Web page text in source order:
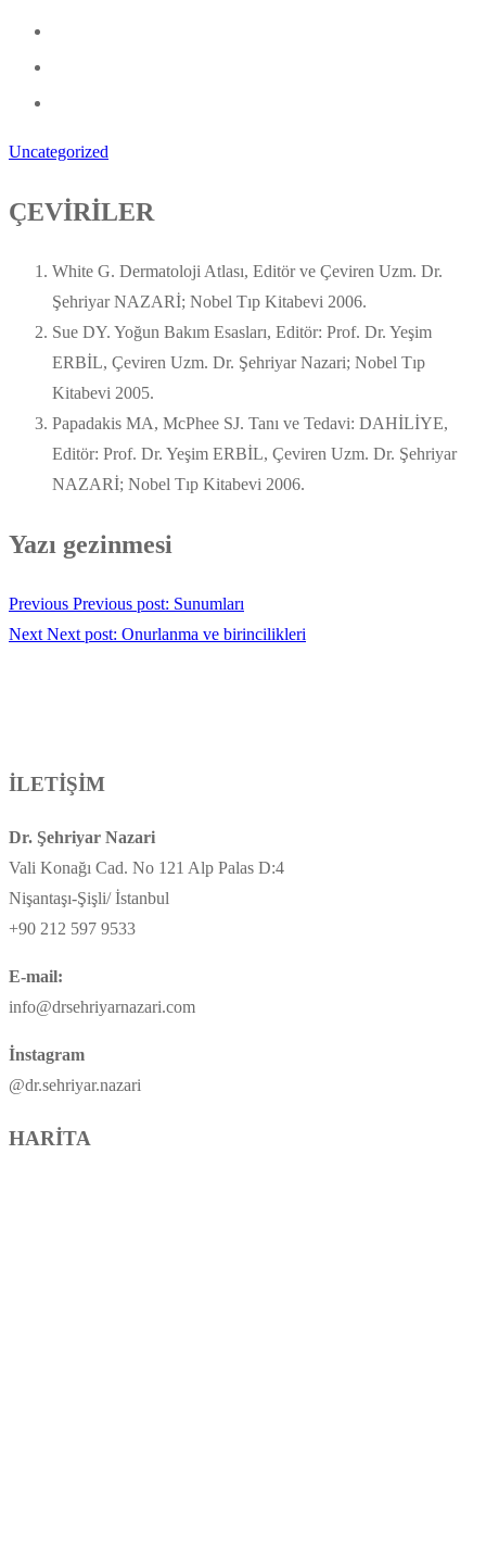
Uncategorized
ÇEVİRİLER
White G. Dermatoloji Atlası, Editör ve Çeviren Uzm. Dr.
Şehriyar NAZARİ; Nobel Tıp Kitabevi 2006.
Sue DY. Yoğun Bakım Esasları, Editör: Prof. Dr. Yeşim
ERBİL, Çeviren Uzm. Dr. Şehriyar Nazari; Nobel Tıp
Kitabevi 2005.
Papadakis MA, McPhee SJ. Tanı ve Tedavi: DAHİLİYE,
Editör: Prof. Dr. Yeşim ERBİL, Çeviren Uzm. Dr. Şehriyar
NAZARİ; Nobel Tıp Kitabevi 2006.
Yazı gezinmesi
Previous Previous post: Sunumları
Next Next post: Onurlanma ve birincilikleri
İLETİŞİM
Dr. Şehriyar Nazari
Vali Konağı Cad. No 121 Alp Palas D:4
Nişantaşı-Şişli/ İstanbul
+90 212 597 9533
E-mail:
info@drsehriyarnazari.com
İnstagram
@dr.sehriyar.nazari
HARİTA